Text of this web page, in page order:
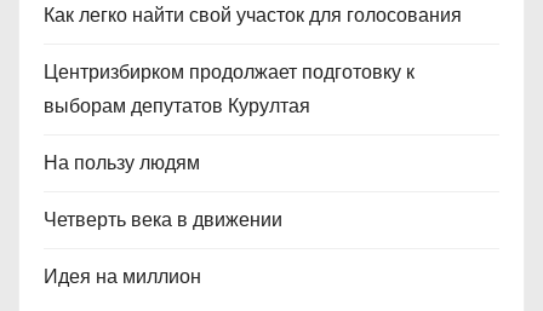
Как легко найти свой участок для голосования
Центризбирком продолжает подготовку к
выборам депутатов Курултая
На пользу людям
Четверть века в движении
Идея на миллион